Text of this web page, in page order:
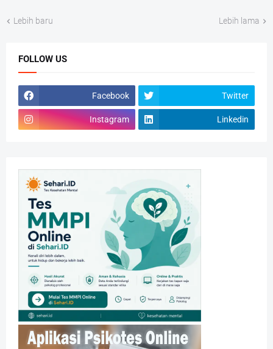
Lebih baru Lebih lama
FOLLOW US
Facebook Twitter
Instagram Linkedin